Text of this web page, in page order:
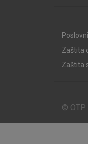
Zaštita
Zaštita
© OTP